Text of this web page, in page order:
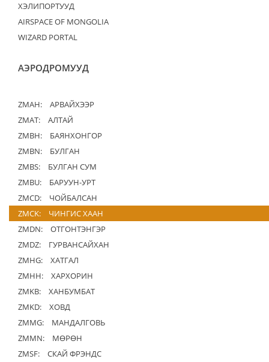
ХЭЛИПОРТУУД
AIRSPACE OF MONGOLIA
WIZARD PORTAL
АЭРОДРОМУУД
ZMAH:
АРВАЙХЭЭР
ZMAT:
АЛТАЙ
ZMBH:
БАЯНХОНГОР
ZMBN:
БУЛГАН
ZMBS:
БУЛГАН СУМ
ZMBU:
БАРУУН-УРТ
ZMCD:
ЧОЙБАЛСАН
ZMCK:
ЧИНГИС ХААН
ZMDN:
ОТГОНТЭНГЭР
ZMDZ:
ГУРВАНСАЙХАН
ZMHG:
ХАТГАЛ
ZMHH:
ХАРХОРИН
ZMKB:
ХАНБУМБАТ
ZMKD:
ХОВД
ZMMG:
МАНДАЛГОВЬ
ZMMN:
МӨРӨН
ZMSF:
СКАЙ ФРЭНДС